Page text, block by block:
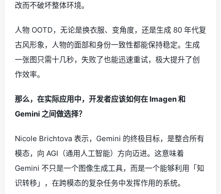
改而不破坏整体环境。
人物 OOTD，无论是换衣服、变角度，还是生成 80 年代复
古风形象，人物的面部和身份一致性都能保持稳定。生成
一张图只需十几秒，失败了也能迅速重试，极大提升了创
作效率。
那么，在实际应用中，开发者应该如何在 Imagen 和
Gemini 之间做选择？
Nicole Brichtova 表示，Gemini 的终极目标，是整合所有
模态，向 AGI（通用人工智能）方向迈进。这意味着
Gemini 不只是一个图像生成工具，而是一个能够利用「知
识转移」，在跨模态的复杂任务中发挥作用的系统。